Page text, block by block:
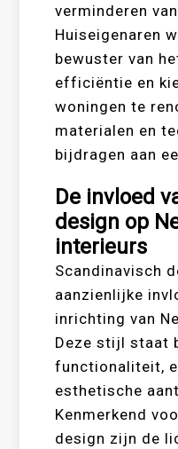
verminderen
Huiseigenaren
bewuster van
efficiëntie en
woningen te
materialen en
bijdragen aan
De invloed
design op
interieurs
Scandinavisch
aanzienlijke
inrichting van
Deze stijl staat
functionaliteit,
esthetische
Kenmerkend
design zijn de